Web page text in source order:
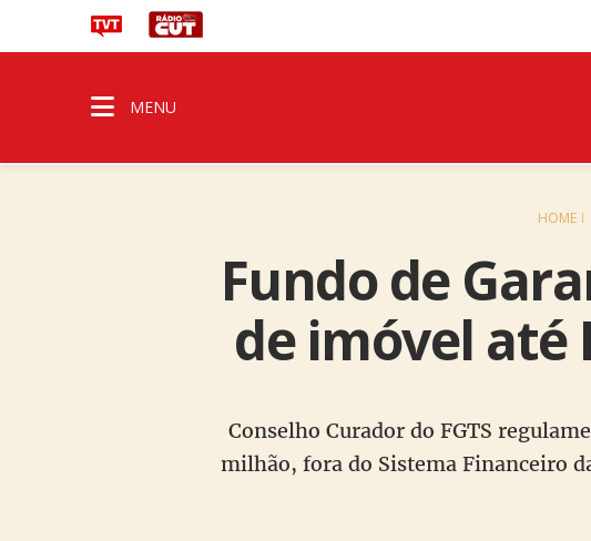
MENU
HOME
Fundo de
de imóvel até
Conselho Curador do FGTS
milhão, fora do Sistema Financeiro